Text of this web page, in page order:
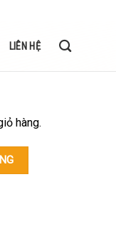
LIÊN HỆ
hàng.